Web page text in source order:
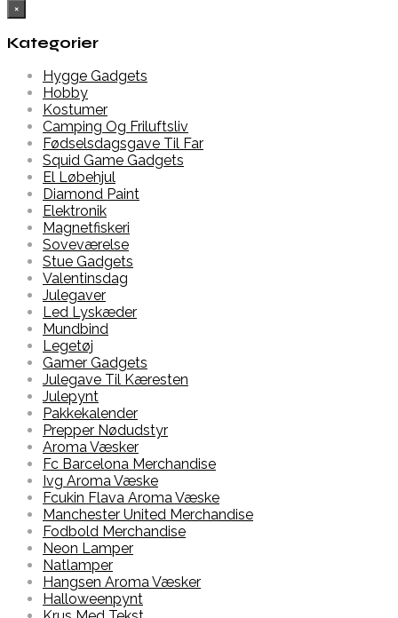
×
Kategorier
Hygge Gadgets
Hobby
Kostumer
Camping Og Friluftsliv
Fødselsdagsgave Til Far
Squid Game Gadgets
El Løbehjul
Diamond Paint
Elektronik
Magnetfiskeri
Soveværelse
Stue Gadgets
Valentinsdag
Julegaver
Led Lyskæder
Mundbind
Legetøj
Gamer Gadgets
Julegave Til Kæresten
Julepynt
Pakkekalender
Prepper Nødudstyr
Aroma Væsker
Fc Barcelona Merchandise
Ivg Aroma Væske
Fcukin Flava Aroma Væske
Manchester United Merchandise
Fodbold Merchandise
Neon Lamper
Natlamper
Hangsen Aroma Væsker
Halloweenpynt